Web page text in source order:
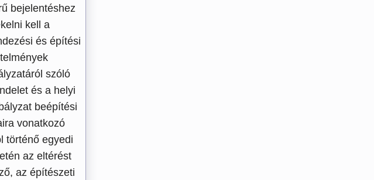
bejelentéshez
kell a
és építési
szóló
és a helyi
beépítési
vonatkozó
történő egyedi
az eltérést
az építészeti